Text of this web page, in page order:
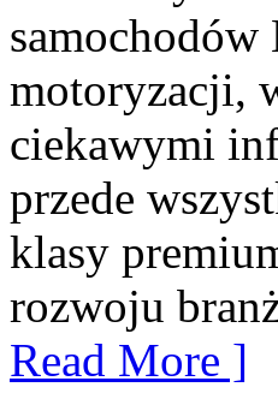
motoryzacji,
ciekawymi
przede
klasy
rozwoju
Read More ]